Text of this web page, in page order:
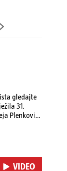
gledajte
31.
Plenkovića
elektrani
VIDEO